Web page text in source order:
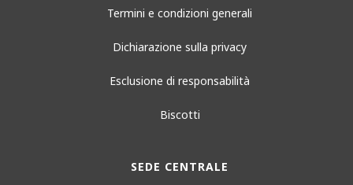
Termini e condizioni generali
Dichiarazione sulla privacy
Esclusione di responsabilità
Biscotti
SEDE CENTRALE